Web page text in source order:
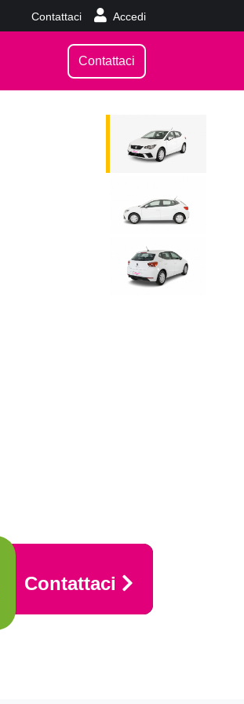
Accedi
Contattaci
Contattaci
Contattaci